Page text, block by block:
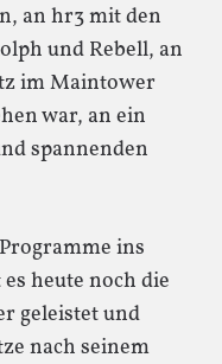
an hr3 mit den
und Rebell, an
im Maintower
war, an ein
spannenden
ins
heute noch die
geleistet und
nach seinem